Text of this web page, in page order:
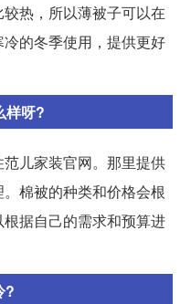
热，所以薄被子可以在
的冬季使用，提供更好
样呀?
儿家装官网。那里提供
棉被的种类和价格会根
据自己的需求和预算进
?